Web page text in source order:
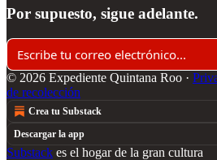
Por supuesto, sigue adelante.
© 2026 Expediente Quintana Roo ·
de recolección
Crea tu Substack
Descargar la app
Substack es el hogar de la gran cultura